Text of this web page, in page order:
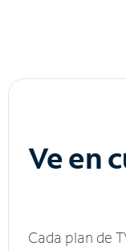
Ve en
Cada plan de